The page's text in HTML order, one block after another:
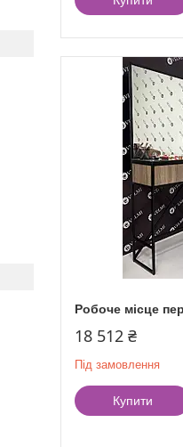
Робоче місце
18 512 ₴
Під замовлення
Купити